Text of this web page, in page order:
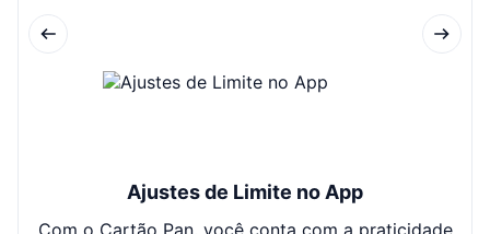
Ajustes de Limite no App
Com o Cartão Pan, você conta com a praticidade